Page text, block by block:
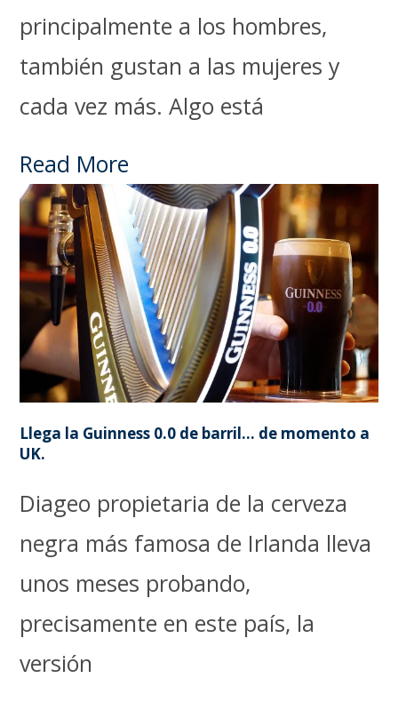
principalmente a los hombres,
también gustan a las mujeres y
cada vez más. Algo está
Read More
Llega la Guinness 0.0 de barril… de momento a
UK.
Diageo propietaria de la cerveza
negra más famosa de Irlanda lleva
unos meses probando,
precisamente en este país, la
versión